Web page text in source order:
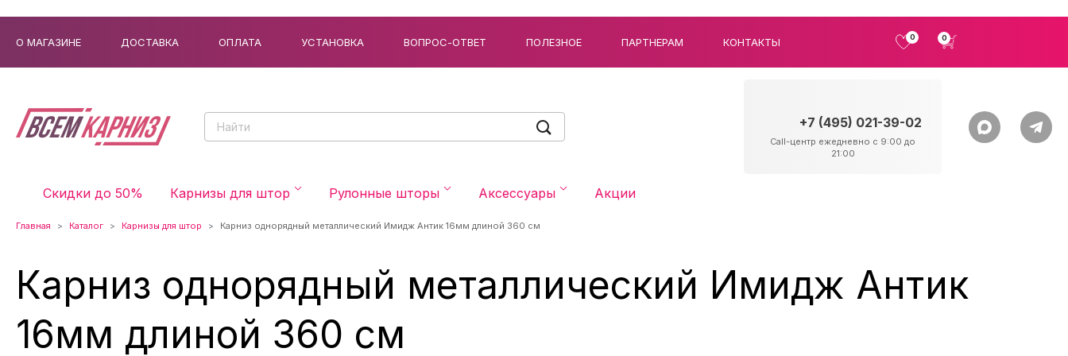
О МАГАЗИНЕ ДОСТАВКА ОПЛАТА УСТАНОВКА ВОПРОС-ОТВЕТ ПОЛЕЗНОЕ ПАРТНЕРАМ КОНТАКТЫ 0 0
+7 (495) 021-39-02
Call-центр ежедневно с 9:00 до
21:00
Скидки до 50% Карнизы для штор Рулонные шторы Аксессуары Акции
Главная Каталог Карнизы для штор Карниз однорядный металлический Имидж Антик 16мм длиной 360 см
Карниз однорядный металлический Имидж Антик
16мм длиной 360 см